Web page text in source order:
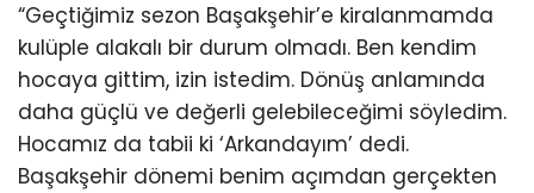
“Geçtiğimiz sezon Başakşehir’e kiralanmamda
kulüple alakalı bir durum olmadı. Ben kendim
hocaya gittim, izin istedim. Dönüş anlamında
daha güçlü ve değerli gelebileceğimi söyledim.
Hocamız da tabii ki ‘Arkandayım’ dedi.
Başakşehir dönemi benim açımdan gerçekten